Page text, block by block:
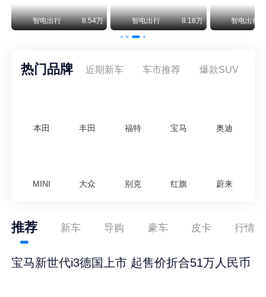
智电出行 8.54万 智电出行 8.18万 智电出行
热门品牌 近期新车 车市推荐 爆款SUV
本田 丰田 福特 宝马 奥迪
MINI 大众 别克 红旗 蔚来
推荐 新车 导购 豪车 皮卡 行情
宝马新世代i3德国上市 起售价折合51万人民币